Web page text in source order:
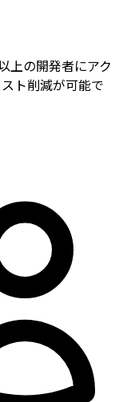
上の開発者にアク
ト削減が可能で